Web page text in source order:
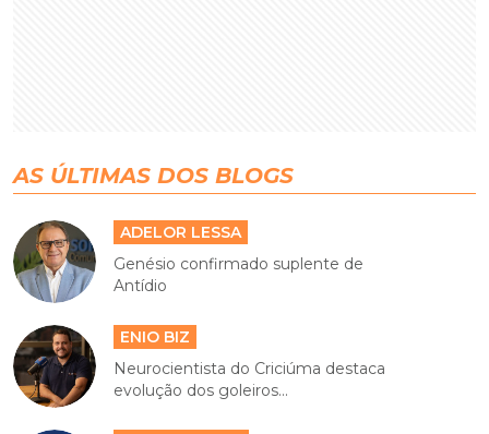
AS ÚLTIMAS DOS BLOGS
ADELOR LESSA
Genésio confirmado suplente de
Antídio
ENIO BIZ
Neurocientista do Criciúma destaca
evolução dos goleiros...